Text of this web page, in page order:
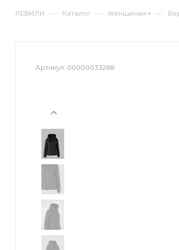
ЛЕВИЛИ — Каталог — Женщинам —
Артикул: 00000033268